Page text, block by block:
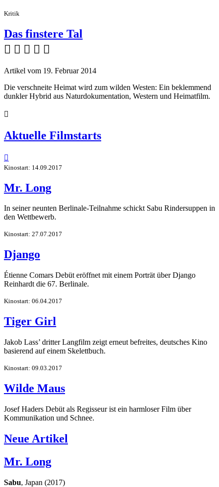
Kritik
Das finstere Tal
    
Artikel vom 19. Februar 2014
Die verschneite Heimat wird zum wilden Westen: Ein beklemmend
dunkler Hybrid aus Naturdokumentation, Western und Heimatfilm.

Aktuelle Filmstarts

Kinostart: 14.09.2017
Mr. Long
In seiner neunten Berlinale-Teilnahme schickt Sabu Rindersuppen in
den Wettbewerb.
Kinostart: 27.07.2017
Django
Étienne Comars Debüt eröffnet mit einem Porträt über Django
Reinhardt die 67. Berlinale.
Kinostart: 06.04.2017
Tiger Girl
Jakob Lass’ dritter Langfilm zeigt erneut befreites, deutsches Kino
basierend auf einem Skelettbuch.
Kinostart: 09.03.2017
Wilde Maus
Josef Haders Debüt als Regisseur ist ein harmloser Film über
Kommunikation und Schnee.
Neue Artikel
Mr. Long
Sabu, Japan (2017)